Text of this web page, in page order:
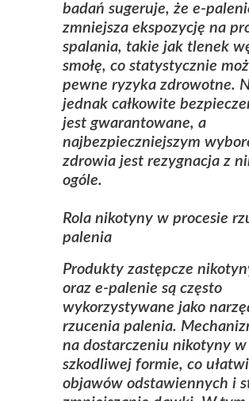
badań sugeruje, że
zmniejsza ekspozycję na
spalania, takie jak tlenek
smołę, co statystycznie
pewne ryzyka zdrowotne.
jednak całkowite
jest gwarantowane, a
najbezpieczniejszym
zdrowia jest rezygnacja z
ogóle.
Rola nikotyny w procesie
palenia
Produkty zastępcze
oraz e‑palenie są często
wykorzystywane jako
rzucenia palenia.
na dostarczeniu nikotyny
szkodliwej formie, co
objawów odstawiennych i